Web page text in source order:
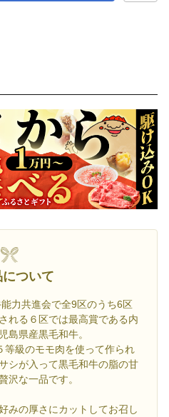
ついて
力共進会で全9区のうち6区
れる６区では最高賞である内
島県産黒毛和牛。
等級のモモ肉を使って作られ
シが入って黒毛和牛の脂の甘
沢な一品です。
みの厚さにカットしてお召し